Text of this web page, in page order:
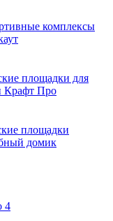
комплексы
площадки для
Крафт Про
площадки
домик